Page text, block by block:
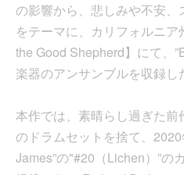
の影響から、悲しみや不安
をテーマに、カリフォルニ
the Good Shepherd】にて、
楽器のアンサンブルを収録し
本作では、素晴らし過ぎた
のドラムセットを捨て、
James”の"#20（Lichen）”の